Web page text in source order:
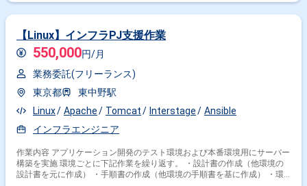
在住検討可） 関わるサービス・プロダクト ■エンド企業について 家賃保証
【Linux】インフラPJ支援作業
550,000円/月
業務委託(フリーランス)
東京都
東中野駅
Linux
Apache Tomcat Interstage
Ansible
インフラエンジニア
作業内容 アプリケーション開発のテスト環境および本番環境用にサーバー
構築を実施 環境ごとに下記作業を繰り返す。 ・設計書の作成（他環境の
設計書を元に作成） ・手順書の作成（他環境の手順書を基に作成） ・環